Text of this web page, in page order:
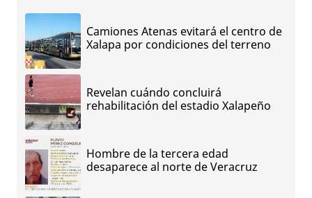
Camiones Atenas evitará el centro de
Xalapa por condiciones del terreno
Revelan cuándo concluirá
rehabilitación del estadio Xalapeño
Hombre de la tercera edad
desaparece al norte de Veracruz